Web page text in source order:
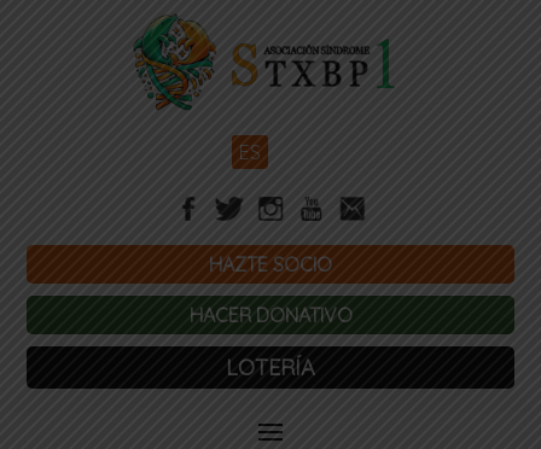
ES
HAZTE SOCIO
HACER DONATIVO
LOTERÍA